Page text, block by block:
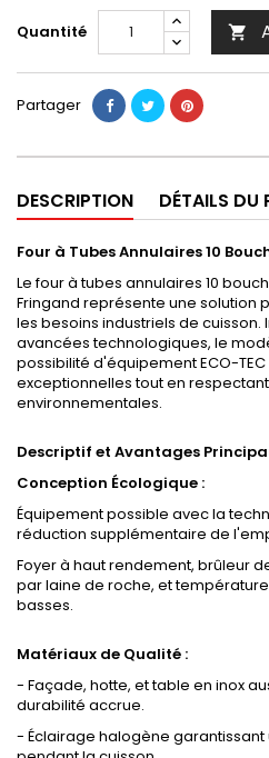
Quantité 
Partager
DESCRIPTION DÉTAILS DU
Four à Tubes Annulaires 10
Le four à tubes annulaires 10
Fringand représente une solution
les besoins industriels de
avancées technologiques, le
possibilité d'équipement ECO-
exceptionnelles tout en
environnementales.
Descriptif et Avantages
Conception Écologique :
Équipement possible avec la
réduction supplémentaire de
Foyer à haut rendement, brûleur
par laine de roche, et
basses.
Matériaux de Qualité :
- Façade, hotte, et table en inox
durabilité accrue.
- Éclairage halogène